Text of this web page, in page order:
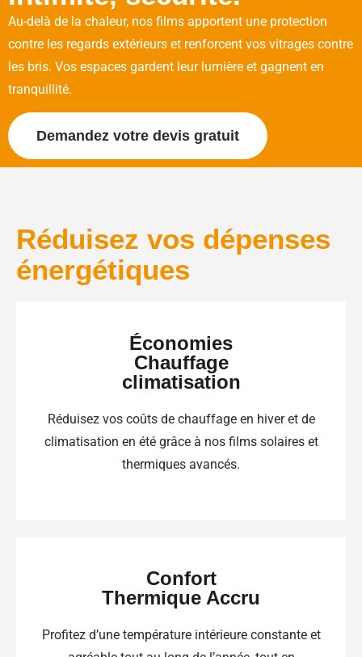
Au-delà de la chaleur, nos films apportent une protection
contre les regards extérieurs et renforcent vos vitrages contre
les bris. Vos espaces gardent leur lumière et gagnent en
tranquillité.
Demandez votre devis gratuit
Réduisez vos dépenses
énergétiques
Économies
Chauffage
climatisation
Réduisez vos coûts de chauffage en hiver et de
climatisation en été grâce à nos films solaires et
thermiques avancés.
Confort
Thermique Accru
Profitez d’une température intérieure constante et